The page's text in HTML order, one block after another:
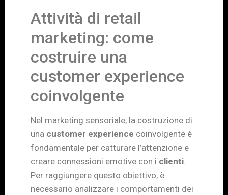
Attività di retail
marketing: come
costruire una
customer experience
coinvolgente
Nel marketing sensoriale, la costruzione di
una customer experience coinvolgente è
fondamentale per catturare l’attenzione e
creare connessioni emotive con i clienti.
Per raggiungere questo obiettivo, è
necessario analizzare i comportamenti dei